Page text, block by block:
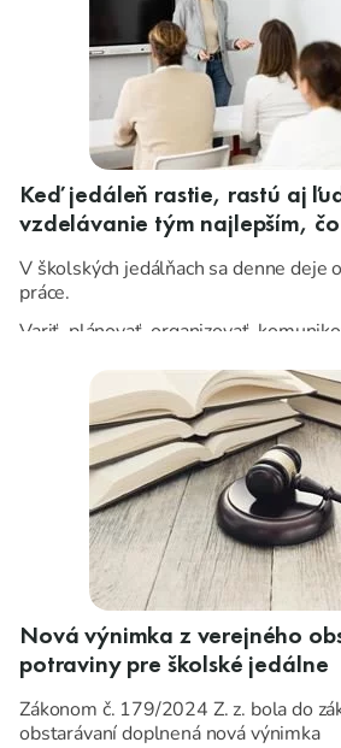
Keď jedáleň rastie, rastú aj
vzdelávanie tým najlepším,
V školských jedálňach sa denne deje
práce.
Variť, plánovať, organizovať,
sa zvonku vôbec nehovorí.
Nová výnimka z verejného
potraviny pre školské jedálne
Zákonom č. 179/2024 Z. z. bola do
obstarávaní doplnená nová výnimka